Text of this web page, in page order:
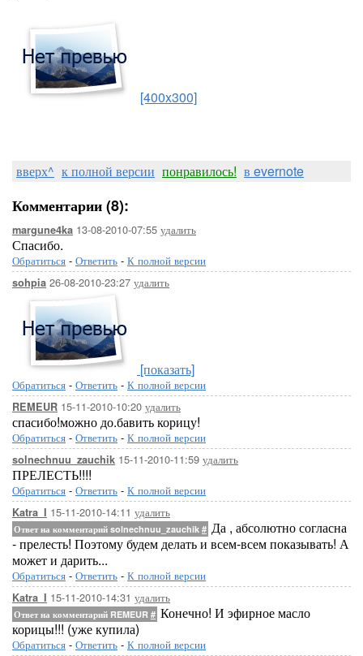
[400x300]
вверх^ к полной версии понравилось! в evernote
Комментарии (8):
margune4ka 13-08-2010-07:55 удалить
Спасибо.
Обратиться - Ответить - К полной версии
sohpia 26-08-2010-23:27 удалить
[показать]
Обратиться - Ответить - К полной версии
REMEUR 15-11-2010-10:20 удалить
спасибо!можно до.бавить корицу!
Обратиться - Ответить - К полной версии
solnechnuu_zauchik 15-11-2010-11:59 удалить
ПРЕЛЕСТЬ!!!!
Обратиться - Ответить - К полной версии
Katra_I 15-11-2010-14:11 удалить
Ответ на комментарий solnechnuu_zauchik # Да , абсолютно согласна
- прелесть! Поэтому будем делать и всем-всем показывать! А
может и дарить...
Обратиться - Ответить - К полной версии
Katra_I 15-11-2010-14:31 удалить
Ответ на комментарий REMEUR # Конечно! И эфирное масло
корицы!!! (уже купила)
Обратиться - Ответить - К полной версии